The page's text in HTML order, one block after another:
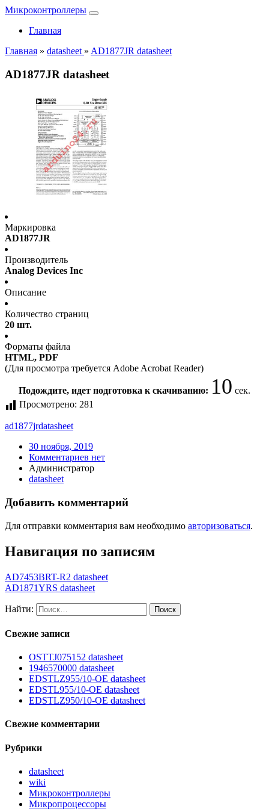
Микроконтроллеры
Главная
Главная » datasheet » AD1877JR datasheet
AD1877JR datasheet
Маркировка
AD1877JR
Производитель
Analog Devices Inc
Описание
Количество страниц
20 шт.
Форматы файла
HTML, PDF
(Для просмотра требуется Adobe Acrobat Reader)
Подождите, идет подготовка к скачиванию: 10 сек.
Просмотрено: 281
ad1877jrdatasheet
30 ноября, 2019
Комментариев нет
Администратор
datasheet
Добавить комментарий
Для отправки комментария вам необходимо авторизоваться.
Навигация по записям
AD7453BRT-R2 datasheet
AD1871YRS datasheet
Найти:
Свежие записи
OSTTJ075152 datasheet
1946570000 datasheet
EDSTLZ955/10-OE datasheet
EDSTL955/10-OE datasheet
EDSTLZ950/10-OE datasheet
Свежие комментарии
Рубрики
datasheet
wiki
Микроконтроллеры
Микропроцессоры